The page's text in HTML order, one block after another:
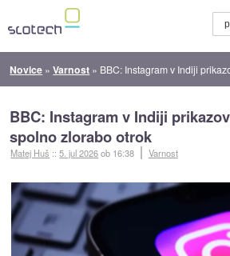
Novice »Varnost » BBC: Instagram v Indiji
BBC: Instagram v Indiji
spolno zlorabo otrok
Matej Huš ::5. jul 2026ob 16:38 Varnost